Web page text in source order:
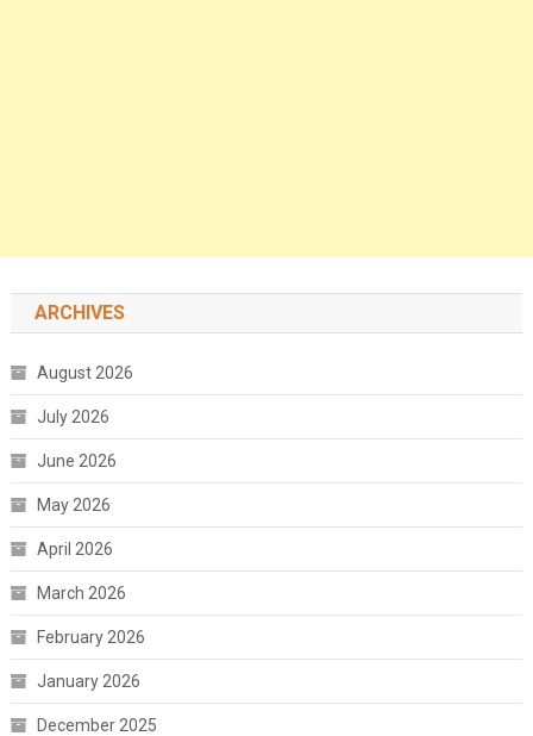
ARCHIVES
August 2026
July 2026
June 2026
May 2026
April 2026
March 2026
February 2026
January 2026
December 2025